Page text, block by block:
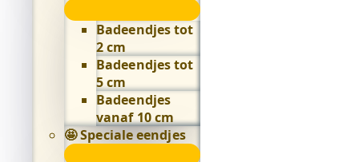
Populaire
submenu
Badeendjes tot
2 cm
Badeendjes tot
5 cm
Badeendjes
vanaf 10 cm
🤩 Speciale eendjes